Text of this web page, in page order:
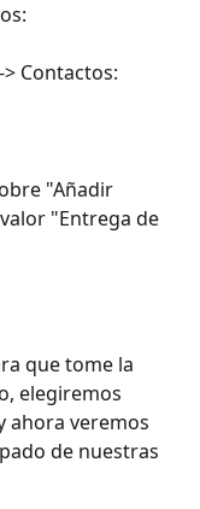
Contactos:
"Añadir
"Entrega de
que tome la
elegiremos
ahora veremos
de nuestras